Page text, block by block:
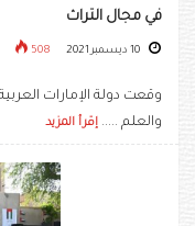
في مجال التراث
508
وقعت دولة الإمارات
والعلم ..... إقرأ المزيد